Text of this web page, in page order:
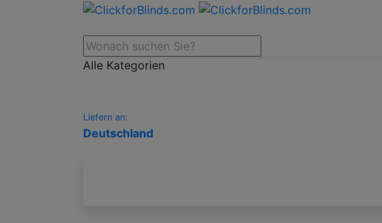
Alle Kategorien
Liefern an:
Deutschland